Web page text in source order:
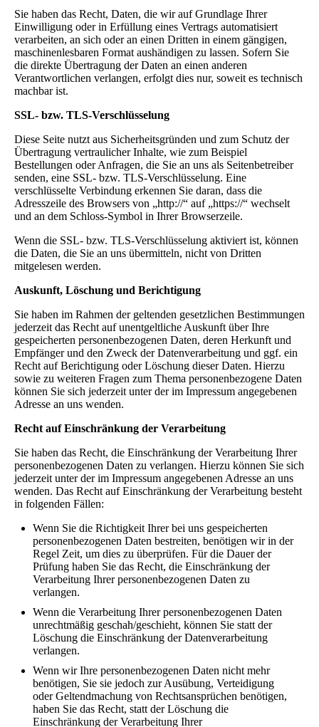
Sie haben das Recht, Daten, die wir auf Grundlage Ihrer
Einwilligung oder in Erfüllung eines Vertrags automatisiert
verarbeiten, an sich oder an einen Dritten in einem gängigen,
maschinenlesbaren Format aushändigen zu lassen. Sofern Sie
die direkte Übertragung der Daten an einen anderen
Verantwortlichen verlangen, erfolgt dies nur, soweit es technisch
machbar ist.
SSL- bzw. TLS-Verschlüsselung
Diese Seite nutzt aus Sicherheitsgründen und zum Schutz der
Übertragung vertraulicher Inhalte, wie zum Beispiel
Bestellungen oder Anfragen, die Sie an uns als Seitenbetreiber
senden, eine SSL- bzw. TLS-Verschlüsselung. Eine
verschlüsselte Verbindung erkennen Sie daran, dass die
Adresszeile des Browsers von „http://“ auf „https://“ wechselt
und an dem Schloss-Symbol in Ihrer Browserzeile.
Wenn die SSL- bzw. TLS-Verschlüsselung aktiviert ist, können
die Daten, die Sie an uns übermitteln, nicht von Dritten
mitgelesen werden.
Auskunft, Löschung und Berichtigung
Sie haben im Rahmen der geltenden gesetzlichen Bestimmungen
jederzeit das Recht auf unentgeltliche Auskunft über Ihre
gespeicherten personenbezogenen Daten, deren Herkunft und
Empfänger und den Zweck der Datenverarbeitung und ggf. ein
Recht auf Berichtigung oder Löschung dieser Daten. Hierzu
sowie zu weiteren Fragen zum Thema personenbezogene Daten
können Sie sich jederzeit unter der im Impressum angegebenen
Adresse an uns wenden.
Recht auf Einschränkung der Verarbeitung
Sie haben das Recht, die Einschränkung der Verarbeitung Ihrer
personenbezogenen Daten zu verlangen. Hierzu können Sie sich
jederzeit unter der im Impressum angegebenen Adresse an uns
wenden. Das Recht auf Einschränkung der Verarbeitung besteht
in folgenden Fällen:
Wenn Sie die Richtigkeit Ihrer bei uns gespeicherten
personenbezogenen Daten bestreiten, benötigen wir in der
Regel Zeit, um dies zu überprüfen. Für die Dauer der
Prüfung haben Sie das Recht, die Einschränkung der
Verarbeitung Ihrer personenbezogenen Daten zu
verlangen.
Wenn die Verarbeitung Ihrer personenbezogenen Daten
unrechtmäßig geschah/geschieht, können Sie statt der
Löschung die Einschränkung der Datenverarbeitung
verlangen.
Wenn wir Ihre personenbezogenen Daten nicht mehr
benötigen, Sie sie jedoch zur Ausübung, Verteidigung
oder Geltendmachung von Rechtsansprüchen benötigen,
haben Sie das Recht, statt der Löschung die
Einschränkung der Verarbeitung Ihrer